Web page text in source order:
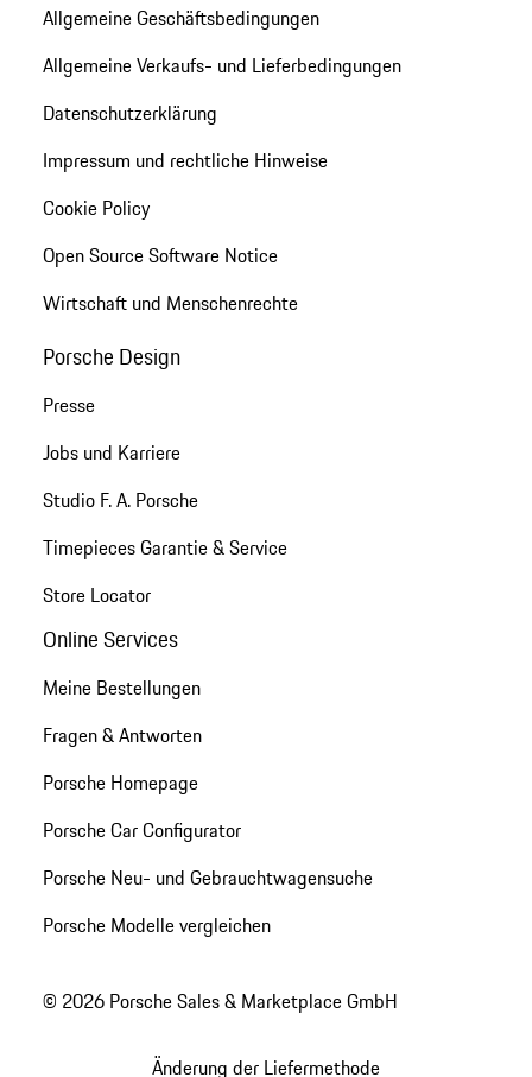
Allgemeine Geschäftsbedingungen
Allgemeine Verkaufs- und Lieferbedingungen
Datenschutzerklärung
Impressum und rechtliche Hinweise
Cookie Policy
Open Source Software Notice
Wirtschaft und Menschenrechte
Porsche Design
Presse
Jobs und Karriere
Studio F. A. Porsche
Timepieces Garantie & Service
Store Locator
Online Services
Meine Bestellungen
Fragen & Antworten
Porsche Homepage
Porsche Car Configurator
Porsche Neu- und Gebrauchtwagensuche
Porsche Modelle vergleichen
© 2026 Porsche Sales & Marketplace GmbH
Änderung der Liefermethode